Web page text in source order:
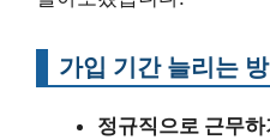
가입 기간 늘리는
정규직으로 근무하